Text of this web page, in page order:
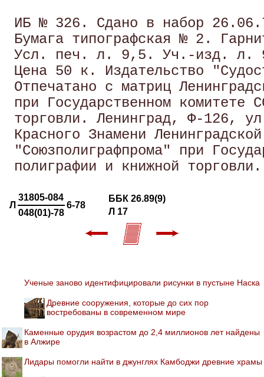
ИБ № 326. Сдано в набор
Бумага типографская № 2.
Усл. печ. л. 9,5. Уч.-изд. л.
Цена 50 к. Издательство
Отпечатано с матриц
при Государственном
торговли. Ленинград, Ф-126,
Красного Знамени
"Союзполиграфпрома" при
Л
31805-084
6-78
048(01)-78
ББК 26.89(9)
Л 17
Ученые заново идентифицировали рисунки в пустыне Наска
Древние сооружения, которые до сих пор
востребованы в современном мире
Каменные орудия возрастом до 2,4 миллионов лет найдены
в Алжире
Лидары помогли найти в джунглях Камбоджи древние храмы